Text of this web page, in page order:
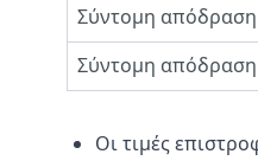
Σύντομη απόδραση
Σύντομη απόδραση
Οι τιμές